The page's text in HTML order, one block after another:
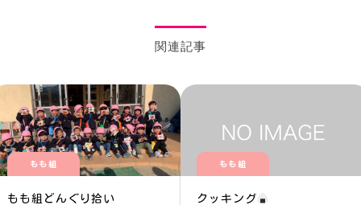
関連記事
もも組
もも組どんぐり拾い
もも組
クッキング